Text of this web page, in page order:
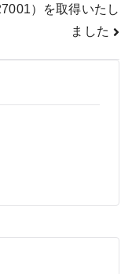
）を取得いたし
ました